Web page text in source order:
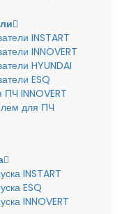
INSTART
INNOVERT
HYUNDAI
ESQ
INNOVERT
для ПЧ
INSTART
ESQ
INNOVERT